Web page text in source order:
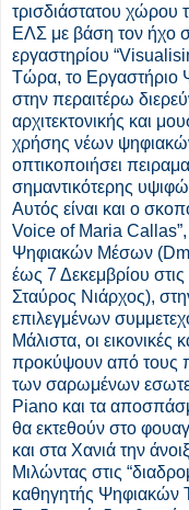
τρισδιάστατου χώρου
ΕΛΣ με βάση τον ήχο
εργαστηρίου
Τώρα, το Εργαστήριο
στην περαιτέρω
αρχιτεκτονικής και
χρήσης νέων
οπτικοποιήσει
σημαντικότερης
Αυτός είναι και ο
Voice of Maria
Ψηφιακών Μέσων
έως 7 Δεκεμβρίου
Σταύρος Νιάρχος),
επιλεγμένων
Μάλιστα, οι εικονικές
προκύψουν από τους
των σαρωμένων
Piano και τα
θα εκτεθούν στο
και στα Χανιά την
Μιλώντας στις
καθηγητής Ψηφιακών